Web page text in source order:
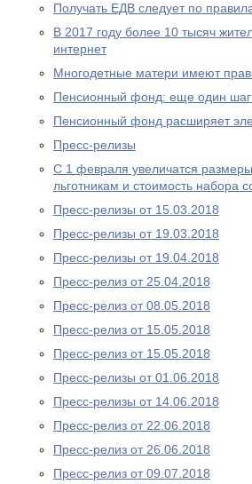
Получать ЕДВ следует по
В 2017 году более 10 тысяч
интернет
Многодетные матери имеют
Пенсионный фонд: еще один шаг
Пенсионный фонд расширяет
Пресс-релизы
С 1 февраля увеличатся
льготникам и стоимость набора
Пресс-релизы от 15.03.2018
Пресс-релизы от 19.03.2018
Пресс-релизы от 19.04.2018
Пресс-релиз от 25.04.2018
Пресс-релиз от 08.05.2018
Пресс-релиз от 15.05.2018
Пресс-релиз от 15.05.2018
Пресс-релизы от 01.06.2018
Пресс-релизы от 14.06.2018
Пресс-релиз от 22.06.2018
Пресс-релиз от 26.06.2018
Пресс-релиз от 09.07.2018